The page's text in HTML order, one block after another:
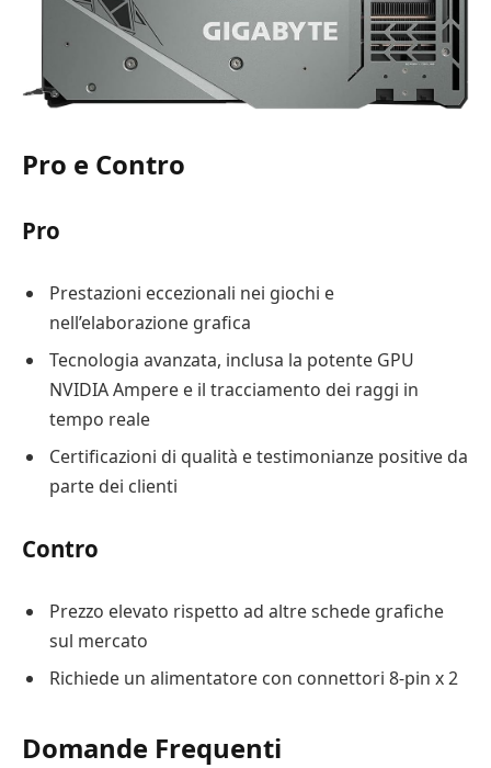
Pro e Contro
Pro
Prestazioni eccezionali nei giochi e
nell’elaborazione grafica
Tecnologia avanzata, inclusa la potente GPU
NVIDIA Ampere e il tracciamento dei raggi in
tempo reale
Certificazioni di qualità e testimonianze positive da
parte dei clienti
Contro
Prezzo elevato rispetto ad altre schede grafiche
sul mercato
Richiede un alimentatore con connettori 8-pin x 2
Domande Frequenti